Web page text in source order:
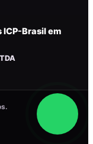
Brasil em